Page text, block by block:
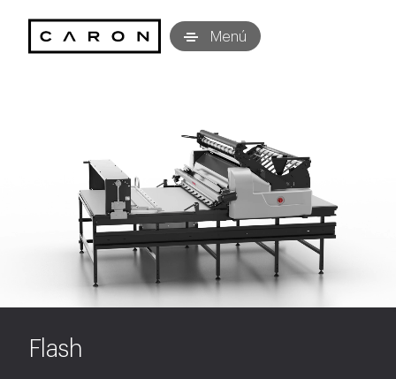
Caron Technology S.r.l.
Menú
Flash